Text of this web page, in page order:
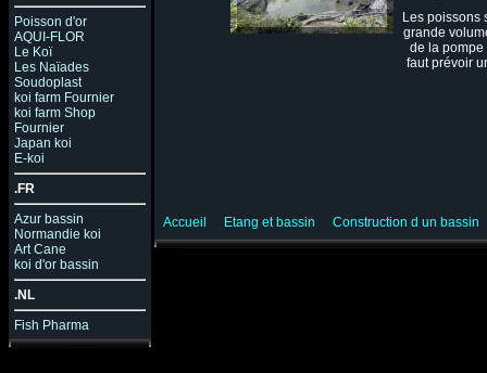
Poisson d'or
AQUI-FLOR
Le Koï
Les Naïades
Soudoplast
koi farm Fournier
koi farm Shop
Fournier
Japan koi
E-koi
.FR
Azur bassin
Normandie koi
Art Cane
koi d'or bassin
.NL
Fish Pharma
Les poissons
grande
de la pompe
faut prévoir
Accueil Etang et bassin Construction d un bassin